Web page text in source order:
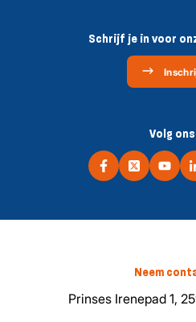
Schrijf je in voor
Volg
Neem
Prinses Irenepad 1,